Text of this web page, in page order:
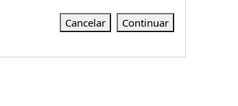
Cancelar Continuar